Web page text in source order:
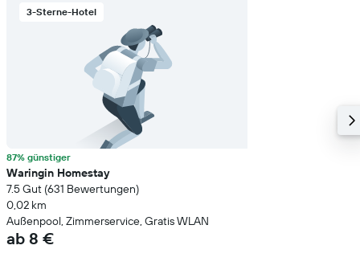
3-Sterne-Hotel
87% günstiger
Waringin Homestay
7.5 Gut (631 Bewertungen)
0,02 km
Außenpool, Zimmerservice, Gratis WLAN
ab 8 €